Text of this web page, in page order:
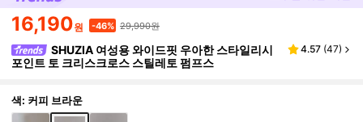
16,190원 -46% 29,990원
SHUZIA 여성용 와이드핏 우아한 스타일리시
포인트 토 크리스크로스 스틸레토 펌프스
4.57 (47)
색: 커피 브라운